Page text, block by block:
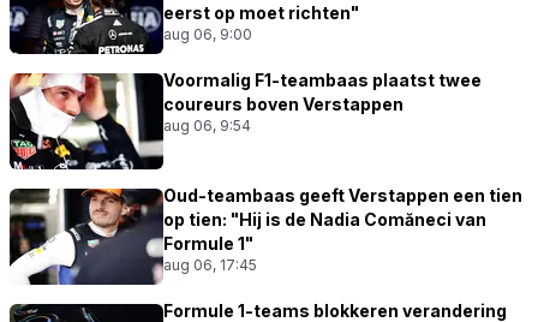
eerst op moet richten"
aug 06, 9:00
Voormalig F1-teambaas plaatst twee
coureurs boven Verstappen
aug 06, 9:54
Oud-teambaas geeft Verstappen een tien
op tien: "Hij is de Nadia Comăneci van
Formule 1"
aug 06, 17:45
Formule 1-teams blokkeren verandering